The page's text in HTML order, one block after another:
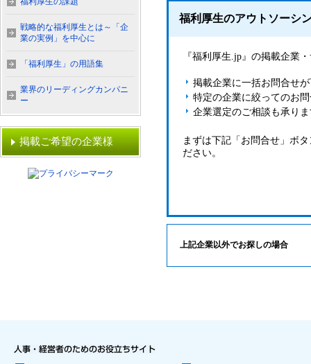
福利厚生のアウトソーシ
『福利厚生.jp』の掲載企業
掲載企業に一括お問合せ
特定の企業に絞ってのお
企業選定のご相談も承り
まずは下記「お問合せ」ボ
ださい。
上記企業以外でお探しの場合
戦略的な福利厚生とは～「企
業の実例」を中心に
「福利厚生」の用語集
業界のリーディングカンパニ
ー
掲載ご希望の企業様